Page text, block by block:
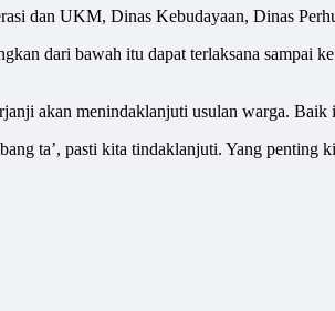
dan UKM, Dinas Kebudayaan, Dinas
dari bawah itu dapat terlaksana sampai
akan menindaklanjuti usulan warga.
ta’, pasti kita tindaklanjuti. Yang